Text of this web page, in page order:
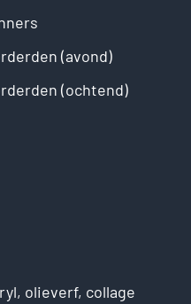
(avond)
(ochtend)
olieverf, collage